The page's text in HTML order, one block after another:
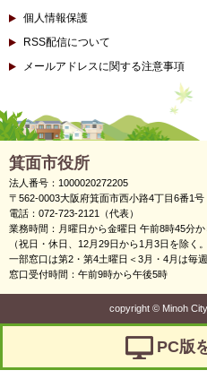
個人情報保護
RSS配信について
メールアドレスに関する注意事項
箕面市役所
法人番号：1000020272205
〒562-0003大阪府箕面市西小路4丁目6番1
電話：072-723-2121（代表）
業務時間：月曜日から金曜日 午前8時45分
（祝日・休日、12月29日から1月3日を除く。
一部窓口は第2・第4土曜日＜3月・4月は毎
窓口受付時間：午前9時から午後5時
copyright ©Minoh
PC版